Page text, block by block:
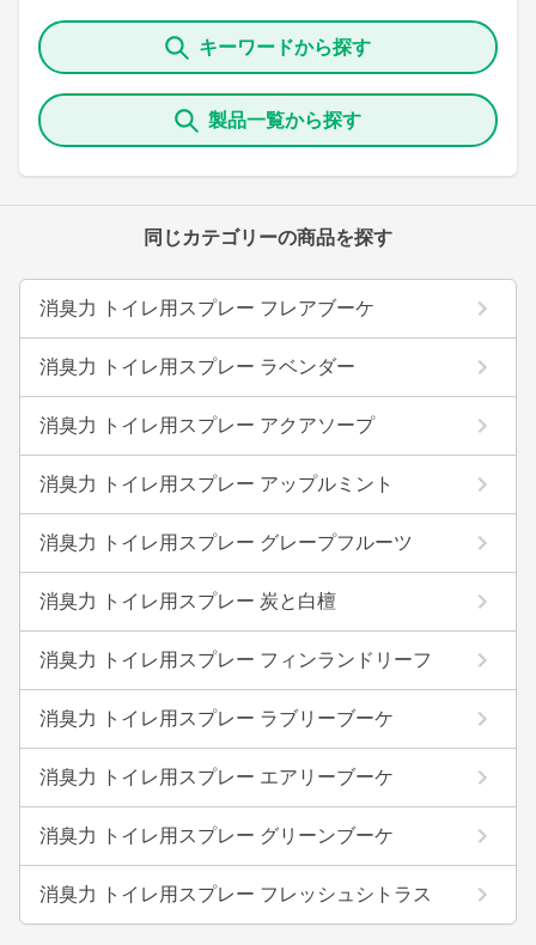
キーワードから探す
製品一覧から探す
同じカテゴリーの商品を探す
消臭力 トイレ用スプレー フレアブーケ
消臭力 トイレ用スプレー ラベンダー
消臭力 トイレ用スプレー アクアソープ
消臭力 トイレ用スプレー アップルミント
消臭力 トイレ用スプレー グレープフルーツ
消臭力 トイレ用スプレー 炭と白檀
消臭力 トイレ用スプレー フィンランドリーフ
消臭力 トイレ用スプレー ラブリーブーケ
消臭力 トイレ用スプレー エアリーブーケ
消臭力 トイレ用スプレー グリーンブーケ
消臭力 トイレ用スプレー フレッシュシトラス